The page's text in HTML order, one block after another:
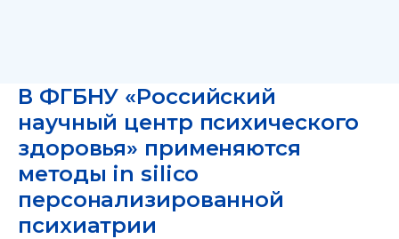
В ФГБНУ «Российский
научный центр психического
здоровья» применяются
методы in silico
персонализированной
психиатрии